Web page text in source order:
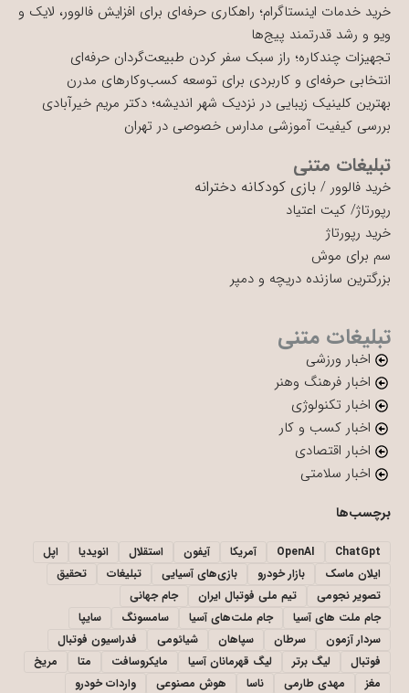
خرید خدمات اینستاگرام؛ راهکاری حرفه‌ای برای افزایش فالوور، لایک و
ویو و رشد قدرتمند پیج‌ها
تجهیزات چندکاره؛ راز سبک سفر کردن طبیعت‌گردان حرفه‌ای
انتخابی حرفه‌ای و کاربردی برای توسعه کسب‌وکارهای مدرن
بهترین کلینیک زیبایی در نزدیک شهر اندیشه؛ دکتر مریم خیرآبادی
بررسی کیفیت آموزشی مدارس خصوصی در تهران
تبلیغات متنی
خرید فالوور / بازی کودکانه دخترانه
رپورتاژ/ کیت اعتیاد
خرید رپورتاژ
سم برای موش
بزرگترین سازنده دریچه و دمپر
تبلیغات متنی
اخبار ورزشی
اخبار فرهنگ وهنر
اخبار تکنولوژی
اخبار کسب و کار
اخبار اقتصادی
اخبار سلامتی
برچسب‌ها
ChatGpt
OpenAI آمریکا آیفون استقلال انویدیا
اپل
ایلان ماسک
بازار خودرو بازی‌های آسیایی تبلیغات
تحقیق
تصویر نجومی
تیم ملی فوتبال ایران
جام جهانی
جام ملت های آسیا
جام ملت‌های آسیا سامسونگ
سایپا
سردار آزمون
سرطان سپاهان شیائومی
فدراسیون فوتبال
فوتبال
لیگ برتر لیگ قهرمانان آسیا مایکروسافت متا
مریخ
مغز
مهدی طارمی ناسا هوش مصنوعی واردات خودرو